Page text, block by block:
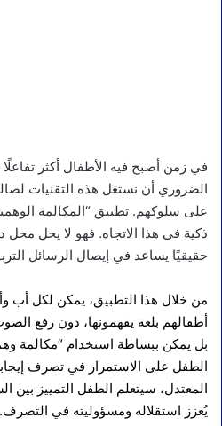
في زمن أصبح فيه الأطفال أكثر
الضروري أن نستغل هذه التقنيات
على سلوكهم. تطبيق “المكالمة
ذكية في هذا الاتجاه. فهو لا يحل محل
حقيقيًا يساعد في إيصال الرسائل
من خلال هذا التطبيق، يمكن لكل أب
أطفالهم بلغة يفهمونها، دون رفع
بل يمكن ببساطة استخدام “مكالمة
الطفل على الاستمرار في تصرف
المعتدل، سيتعلم الطفل التمييز بين
يُعزز استقلاله ومسؤوليته في التصرف.